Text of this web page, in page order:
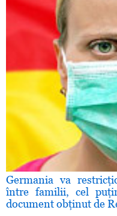
Germania va
între familii, cel
document obţinut de